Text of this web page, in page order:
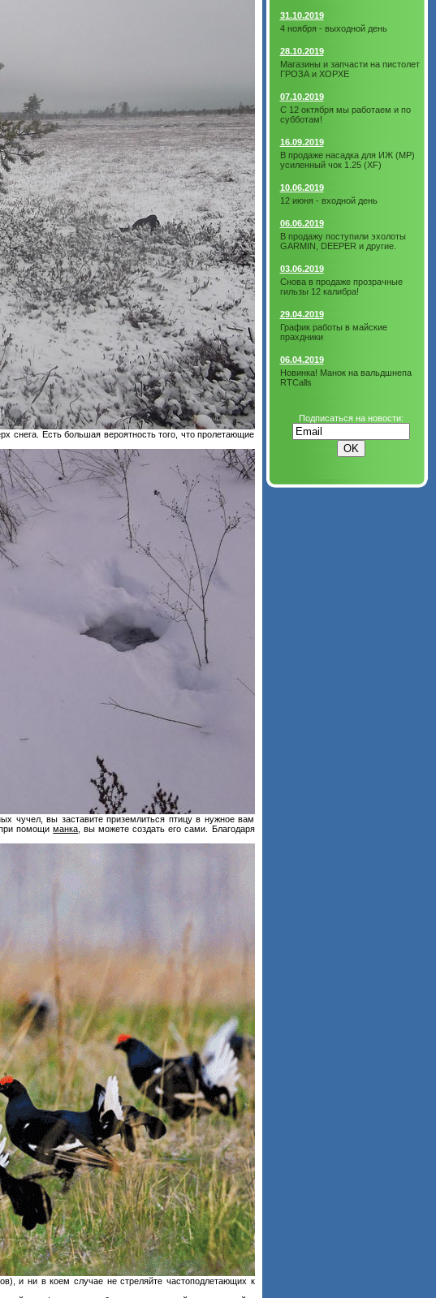
снега. Есть большая вероятность того, что пролетающие
чучел, вы заставите приземлиться птицу в нужное вам
при помощиманка , вы можете создать его сами. Благодаря
и ни в коем случае не стреляйте частоподлетающих к
31.10.2019
4 ноября - выходной день
28.10.2019
Магазины и запчасти на пистолет
ГРОЗА и ХОРХЕ
07.10.2019
С 12 октября мы работаем и по
субботам!
16.09.2019
В продаже насадка для ИЖ (МР)
усиленный чок 1.25 (XF)
10.06.2019
12 июня - входной день
06.06.2019
В продажу поступили эхолоты
GARMIN, DEEPER и другие.
03.06.2019
Снова в продаже прозрачные
гильзы 12 калибра!
29.04.2019
График работы в майские
прахдники
06.04.2019
Новинка! Манок на вальдшнепа
RTCalls
Подписаться на новости: